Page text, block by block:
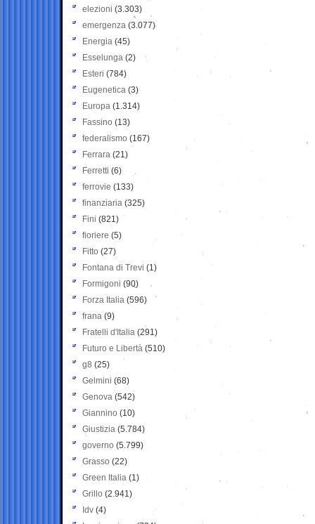
elezioni (3.303)
emergenza (3.077)
Energia (45)
Esselunga (2)
Esteri (784)
Eugenetica (3)
Europa (1.314)
Fassino (13)
federalismo (167)
Ferrara (21)
Ferretti (6)
ferrovie (133)
finanziaria (325)
Fini (821)
fioriere (5)
Fitto (27)
Fontana di Trevi (1)
Formigoni (90)
Forza Italia (596)
frana (9)
Fratelli d'Italia (291)
Futuro e Libertà (510)
g8 (25)
Gelmini (68)
Genova (542)
Giannino (10)
Giustizia (5.784)
governo (5.799)
Grasso (22)
Green Italia (1)
Grillo (2.941)
Idv (4)